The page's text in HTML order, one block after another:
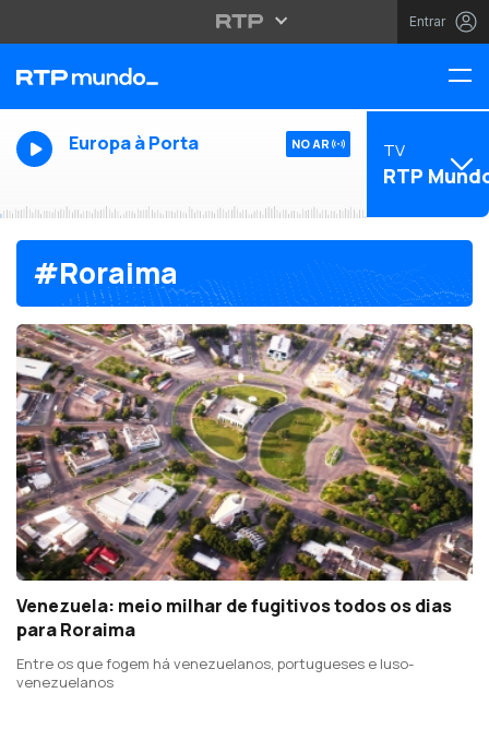
Entrar
Europa à Porta NO AR TV
RTP
#Roraima
Venezuela: meio milhar de fugitivos todos os dias
para Roraima
Entre os que fogem há venezuelanos, portugueses e luso-
venezuelanos